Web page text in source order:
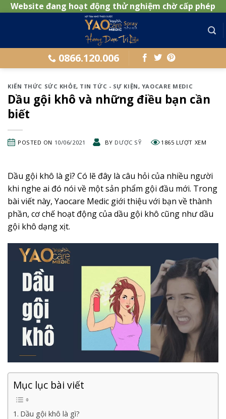
Website đang hoạt động thử nghiệm chờ cấp phép
0866.120.006
KIẾN THỨC SỨC KHỎE, TIN TỨC - SỰ KIỆN, YAOCARE MEDIC
Dầu gội khô và những điều bạn cần
biết
POSTED ON 10/06/2021 BY DƯỢC SỸ 1865 LƯỢT XEM
Dầu gội khô là gì? Có lẽ đây là câu hỏi của nhiều người
khi nghe ai đó nói về một sản phẩm gội đầu mới. Trong
bài viết này, Yaocare Medic giới thiệu với bạn về thành
phần, cơ chế hoạt động của dầu gội khô cũng như dầu
gội khô dạng xịt.
Mục lục bài viết
Dầu gội khô là gì?